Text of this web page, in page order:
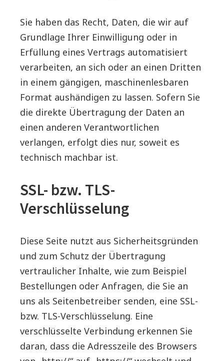
Sie haben das Recht, Daten, die wir auf
Grundlage Ihrer Einwilligung oder in
Erfüllung eines Vertrags automatisiert
verarbeiten, an sich oder an einen Dritten
in einem gängigen, maschinenlesbaren
Format aushändigen zu lassen. Sofern Sie
die direkte Übertragung der Daten an
einen anderen Verantwortlichen
verlangen, erfolgt dies nur, soweit es
technisch machbar ist.
SSL- bzw. TLS-
Verschlüsselung
Diese Seite nutzt aus Sicherheitsgründen
und zum Schutz der Übertragung
vertraulicher Inhalte, wie zum Beispiel
Bestellungen oder Anfragen, die Sie an
uns als Seitenbetreiber senden, eine SSL-
bzw. TLS-Verschlüsselung. Eine
verschlüsselte Verbindung erkennen Sie
daran, dass die Adresszeile des Browsers